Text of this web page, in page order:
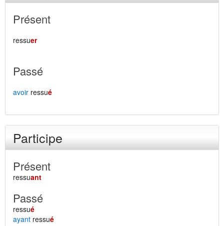
Présent
ressuer
Passé
avoir ressué
Participe
Présent
ressuant
Passé
ressué
ayant ressué